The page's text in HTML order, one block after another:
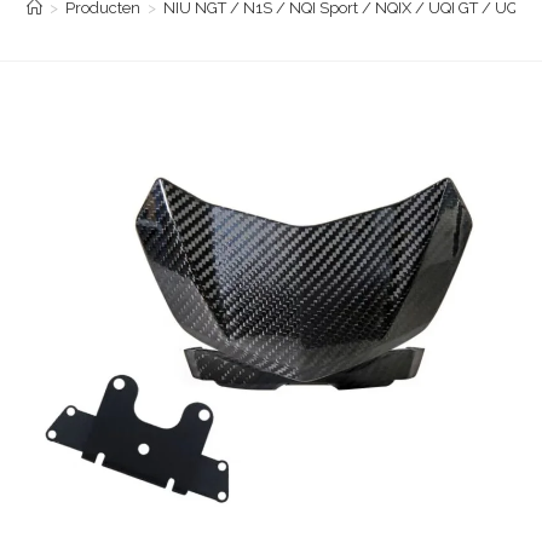
> Producten > NIU NGT / N1S / NQI Sport / NQIX / UQI GT / UQI+